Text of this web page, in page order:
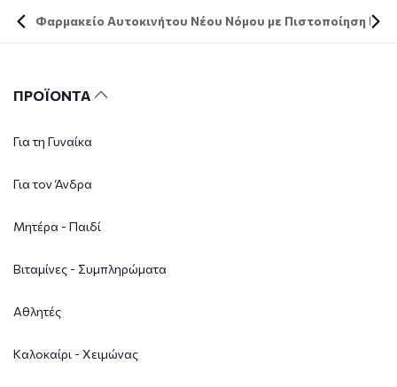
Φαρμακείο Αυτοκινήτου Νέου Νόμου με Πιστοποίηση DIN
ΠΡΟΪΟΝΤΑ
Για τη Γυναίκα
Για τον Άνδρα
Μητέρα - Παιδί
Βιταμίνες - Συμπληρώματα
Αθλητές
Καλοκαίρι - Χειμώνας